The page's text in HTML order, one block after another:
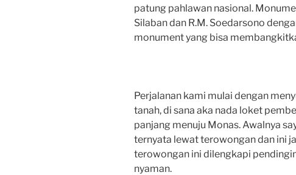
patung pahlawan nasional.
Silaban dan R.M. Soedarsono
monument yang bisa
Perjalanan kami mulai dengan
tanah, di sana aka nada loket
panjang menuju Monas. Awalnya
ternyata lewat terowongan dan ini
terowongan ini dilengkapi
nyaman.